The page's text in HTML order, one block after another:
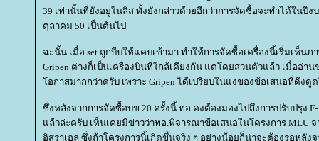
39 เท่านั้นที่ยังอยู่ในลิส ทั้งยังกล่าวด้วยอีกว่าการจัดซื้อจะทำได้ในปี
ตุลาคม 50 เป็นต้นไป
ฉะนั้น เมื่อ set ถูกบีบให้แคบเข้ามา ทำให้การจัดซื้อเครื่องนี้เริ่มเห็นภ
Gripen ต่างก็เป็นเครื่องบินที่ใกล้เคียงกัน แต่โดยส่วนตัวแล้ว เมื่ออ่าน
อกาสมากกว่าครับ เพราะ Gripen ได้เปรียบในแง่ของข้อเสนอที่ดึงดู
ซึ่งหลังจากการจัดซื้อบข.20 ครั้งนี้ ทอ.คงต้องมองไปถึงการปรับปรุง
ล้วล่ะครับ เห็นเคยมีข่าวว่าทอ.พิจารณาข้อเสนอในโครงการ MLU
อิสราเอล ซึ่งถ้าโครงการนี้เกิดขึ้นจริง ๆ อย่างน้อยก็น่าจะต้องรอหลัง